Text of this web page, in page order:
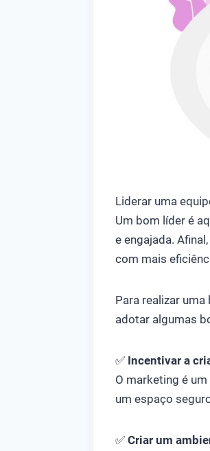
Liderar uma
Um bom líder é
e engajada.
com mais
Para realizar
adotar algumas
✅ Incentivar a
O marketing é
um espaço
✅ Criar um